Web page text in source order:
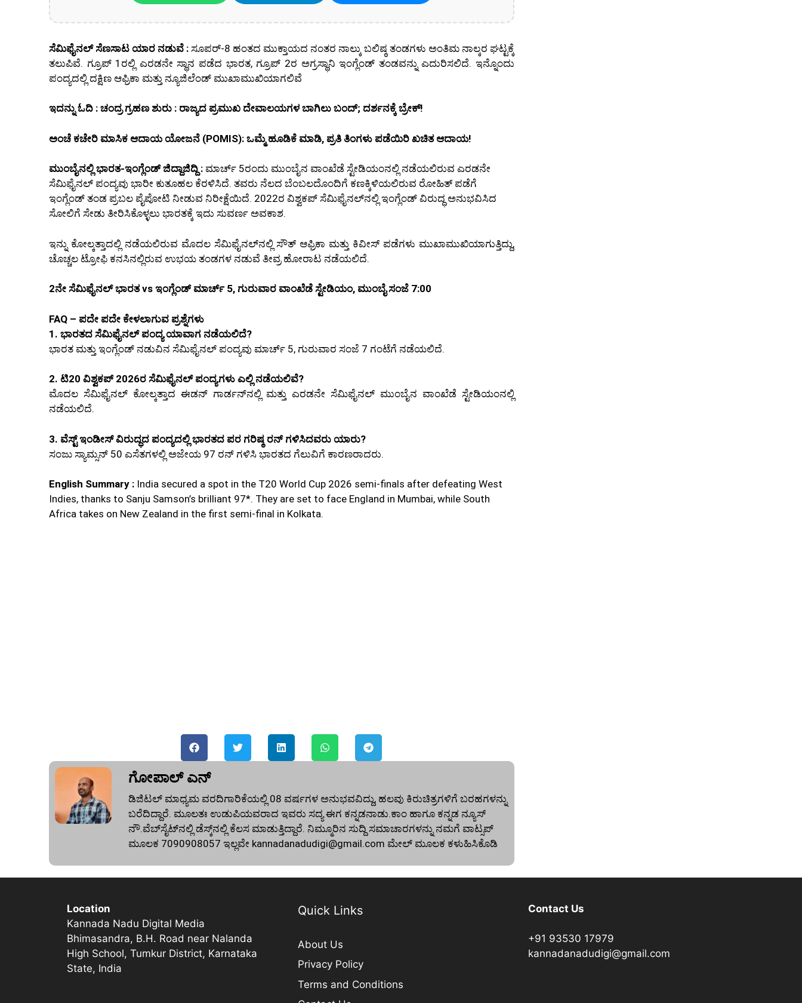
ಸೆಮಿಫೈನಲ್ ಸೆಣಸಾಟ ಯಾರ ನಡುವೆ : ಸೂಪರ್-8 ಹಂತದ ಮುಕ್ತಾಯದ ನಂತರ ನಾಲ್ಕು ಬಲಿಷ್ಠ ತಂಡಗಳು ಅಂತಿಮ ನಾಲ್ಕರ ಘಟ್ಟಕ್ಕೆ
ತಲುಪಿವೆ. ಗ್ರೂಪ್ 1ರಲ್ಲಿ ಎರಡನೇ ಸ್ಥಾನ ಪಡೆದ ಭಾರತ, ಗ್ರೂಪ್ 2ರ ಅಗ್ರಸ್ಥಾನಿ ಇಂಗ್ಲೆಂಡ್ ತಂಡವನ್ನು ಎದುರಿಸಲಿದೆ. ಇನ್ನೊಂದು
ಪಂದ್ಯದಲ್ಲಿ ದಕ್ಷಿಣ ಆಫ್ರಿಕಾ ಮತ್ತು ನ್ಯೂಜಿಲೆಂಡ್ ಮುಖಾಮುಖಿಯಾಗಲಿವೆ
ಇದನ್ನು ಓದಿ : ಚಂದ್ರ ಗ್ರಹಣ ಶುರು : ರಾಜ್ಯದ ಪ್ರಮುಖ ದೇವಾಲಯಗಳ ಬಾಗಿಲು ಬಂದ್; ದರ್ಶನಕ್ಕೆ ಬ್ರೇಕ್!
ಅಂಚೆ ಕಚೇರಿ ಮಾಸಿಕ ಆದಾಯ ಯೋಜನೆ (POMIS): ಒಮ್ಮೆ ಹೂಡಿಕೆ ಮಾಡಿ, ಪ್ರತಿ ತಿಂಗಳು ಪಡೆಯಿರಿ ಖಚಿತ ಆದಾಯ!
ಮುಂಬೈನಲ್ಲಿ ಭಾರತ-ಇಂಗ್ಲೆಂಡ್ ಜಿದ್ದಾಜಿದ್ದಿ : ಮಾರ್ಚ್ 5ರಂದು ಮುಂಬೈನ ವಾಂಖೆಡೆ ಸ್ಟೇಡಿಯಂನಲ್ಲಿ ನಡೆಯಲಿರುವ ಎರಡನೇ
ಸೆಮಿಫೈನಲ್ ಪಂದ್ಯವು ಭಾರೀ ಕುತೂಹಲ ಕೆರಳಿಸಿದೆ. ತವರು ನೆಲದ ಬೆಂಬಲದೊಂದಿಗೆ ಕಣಕ್ಕಿಳಿಯಲಿರುವ ರೋಹಿತ್ ಪಡೆಗೆ
ಇಂಗ್ಲೆಂಡ್ ತಂಡ ಪ್ರಬಲ ಪೈಪೋಟಿ ನೀಡುವ ನಿರೀಕ್ಷೆಯಿದೆ. 2022ರ ವಿಶ್ವಕಪ್ ಸೆಮಿಫೈನಲ್‌ನಲ್ಲಿ ಇಂಗ್ಲೆಂಡ್ ವಿರುದ್ಧ ಅನುಭವಿಸಿದ
ಸೋಲಿಗೆ ಸೇಡು ತೀರಿಸಿಕೊಳ್ಳಲು ಭಾರತಕ್ಕೆ ಇದು ಸುವರ್ಣ ಅವಕಾಶ.
ಇನ್ನು ಕೋಲ್ಕತ್ತಾದಲ್ಲಿ ನಡೆಯಲಿರುವ ಮೊದಲ ಸೆಮಿಫೈನಲ್‌ನಲ್ಲಿ ಸೌತ್ ಆಫ್ರಿಕಾ ಮತ್ತು ಕಿವೀಸ್ ಪಡೆಗಳು ಮುಖಾಮುಖಿಯಾಗುತ್ತಿದ್ದು,
ಚೊಚ್ಚಲ ಟ್ರೋಫಿ ಕನಸಿನಲ್ಲಿರುವ ಉಭಯ ತಂಡಗಳ ನಡುವೆ ತೀವ್ರ ಹೋರಾಟ ನಡೆಯಲಿದೆ.
2ನೇ ಸೆಮಿಫೈನಲ್ ಭಾರತ vs ಇಂಗ್ಲೆಂಡ್ ಮಾರ್ಚ್ 5, ಗುರುವಾರ ವಾಂಖೆಡೆ ಸ್ಟೇಡಿಯಂ, ಮುಂಬೈ ಸಂಜೆ 7:00
FAQ – ಪದೇ ಪದೇ ಕೇಳಲಾಗುವ ಪ್ರಶ್ನೆಗಳು
1. ಭಾರತದ ಸೆಮಿಫೈನಲ್ ಪಂದ್ಯ ಯಾವಾಗ ನಡೆಯಲಿದೆ?
ಭಾರತ ಮತ್ತು ಇಂಗ್ಲೆಂಡ್ ನಡುವಿನ ಸೆಮಿಫೈನಲ್ ಪಂದ್ಯವು ಮಾರ್ಚ್ 5, ಗುರುವಾರ ಸಂಜೆ 7 ಗಂಟೆಗೆ ನಡೆಯಲಿದೆ.
2. ಟಿ20 ವಿಶ್ವಕಪ್ 2026ರ ಸೆಮಿಫೈನಲ್ ಪಂದ್ಯಗಳು ಎಲ್ಲಿ ನಡೆಯಲಿವೆ?
ಮೊದಲ ಸೆಮಿಫೈನಲ್ ಕೋಲ್ಕತ್ತಾದ ಈಡನ್ ಗಾರ್ಡನ್‌ನಲ್ಲಿ ಮತ್ತು ಎರಡನೇ ಸೆಮಿಫೈನಲ್ ಮುಂಬೈನ ವಾಂಖೆಡೆ ಸ್ಟೇಡಿಯಂನಲ್ಲಿ
ನಡೆಯಲಿದೆ.
3. ವೆಸ್ಟ್ ಇಂಡೀಸ್ ವಿರುದ್ಧದ ಪಂದ್ಯದಲ್ಲಿ ಭಾರತದ ಪರ ಗರಿಷ್ಠ ರನ್ ಗಳಿಸಿದವರು ಯಾರು?
ಸಂಜು ಸ್ಯಾಮ್ಸನ್ 50 ಎಸೆತಗಳಲ್ಲಿ ಅಜೇಯ 97 ರನ್ ಗಳಿಸಿ ಭಾರತದ ಗೆಲುವಿಗೆ ಕಾರಣರಾದರು.
English Summary : India secured a spot in the T20 World Cup 2026 semi-finals after defeating West
Indies, thanks to Sanju Samson’s brilliant 97*. They are set to face England in Mumbai, while South
Africa takes on New Zealand in the first semi-final in Kolkata.
ಗೋಪಾಲ್‌ ಎನ್‌
ಡಿಜಿಟಲ್ ಮಾಧ್ಯಮ ವರದಿಗಾರಿಕೆಯಲ್ಲಿ 08 ವರ್ಷಗಳ ಅನುಭವವಿದ್ದು, ಹಲವು ಕಿರುಚಿತ್ರಗಳಿಗೆ ಬರಹಗಳನ್ನು
ಬರೆದಿದ್ದಾರೆ. ಮೂಲತಃ ಉಡುಪಿಯವರಾದ ಇವರು ಸದ್ಯ ಈಗ ಕನ್ನಡನಾಡು.ಕಾಂ ಹಾಗೂ ಕನ್ನಡ ನ್ಯೂಸ್‌
ನೌ.ವೆಬ್‌ಸೈಟ್‌ನಲ್ಲಿ ಡೆಸ್ಕ್‌ನಲ್ಲಿ ಕೆಲಸ ಮಾಡುತ್ತಿದ್ದಾರೆ. ನಿಮ್ಮೂರಿನ ಸುದ್ದಿ ಸಮಾಚಾರಗಳನ್ನು ನಮಗೆ ವಾಟ್ಸಪ್‌
ಮೂಲಕ 7090908057 ಇಲ್ಲವೇ kannadanadudigi@gmail.com ಮೇಲ್‌ ಮೂಲಕ ಕಳುಹಿಸಿಕೊಡಿ
Location
Kannada Nadu Digital Media
Bhimasandra, B.H. Road near Nalanda
High School, Tumkur District, Karnataka
State, India
Quick Links
About Us
Privacy Policy
Terms and Conditions
Contact Us
+91 93530 17979
kannadanadudigi@gmail.com